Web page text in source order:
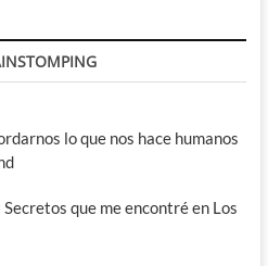
lo que nos hace humanos
que me encontré en Los